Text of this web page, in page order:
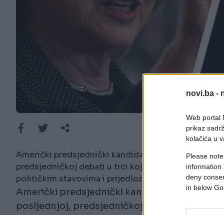
novi.ba -
Web portal
prikaz
kolačića u
Please
information
deny
in below
Američki predsjednički kandidati Donald Trump i
predsjedničkoj debati u trci koja se više bavi
političkim stavovima i prijedlozima.
Američki predsjednički kandidati Donald
posljednjoj, predsjedničkoj debati u trci koja